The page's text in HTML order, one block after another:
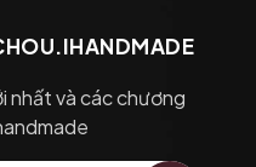
nhất và các chương